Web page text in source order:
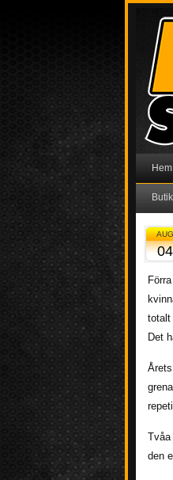
Hem
Butik
AUG
04
totalt
Det
Tvåa
den